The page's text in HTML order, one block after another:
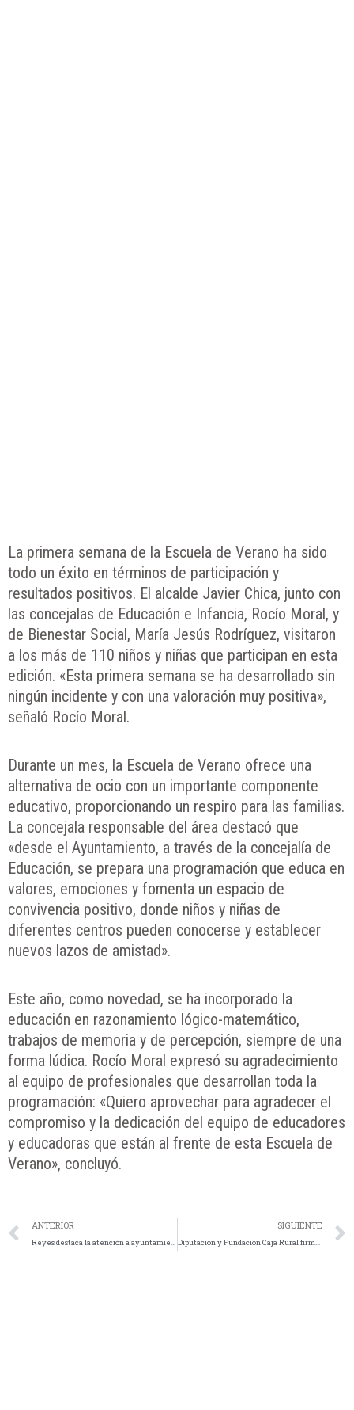
La primera semana de la Escuela de Verano ha sido
todo un éxito en términos de participación y
resultados positivos. El alcalde Javier Chica, junto con
las concejalas de Educación e Infancia, Rocío Moral, y
de Bienestar Social, María Jesús Rodríguez, visitaron
a los más de 110 niños y niñas que participan en esta
edición. «Esta primera semana se ha desarrollado sin
ningún incidente y con una valoración muy positiva»,
señaló Rocío Moral.
Durante un mes, la Escuela de Verano ofrece una
alternativa de ocio con un importante componente
educativo, proporcionando un respiro para las familias.
La concejala responsable del área destacó que
«desde el Ayuntamiento, a través de la concejalía de
Educación, se prepara una programación que educa en
valores, emociones y fomenta un espacio de
convivencia positivo, donde niños y niñas de
diferentes centros pueden conocerse y establecer
nuevos lazos de amistad».
Este año, como novedad, se ha incorporado la
educación en razonamiento lógico-matemático,
trabajos de memoria y de percepción, siempre de una
forma lúdica. Rocío Moral expresó su agradecimiento
al equipo de profesionales que desarrollan toda la
programación: «Quiero aprovechar para agradecer el
compromiso y la dedicación del equipo de educadores
y educadoras que están al frente de esta Escuela de
Verano», concluyó.
ANTERIOR
Reyes destaca la atención a ayuntamientos y personas como prioridades de Diputación en el primer año de mandato
SIGUIENTE
Diputación y Fundación Caja Rural firman un convenio para financiar los terrenos del campo de pruebas del CETEDEX